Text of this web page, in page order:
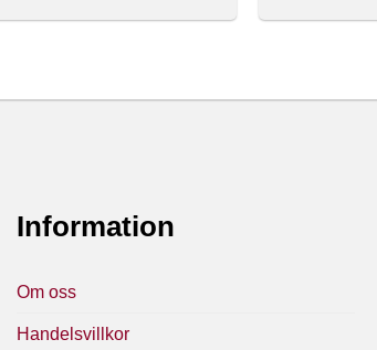
Information
Om oss
Handelsvillkor